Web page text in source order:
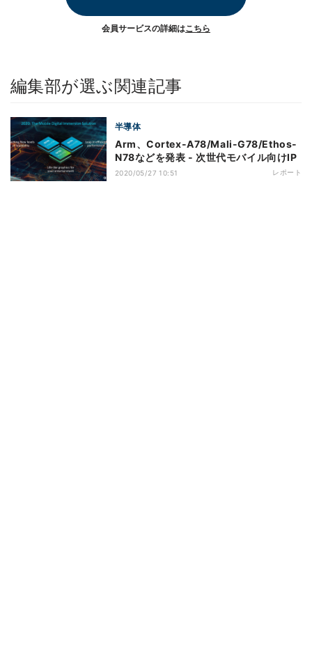
会員サービスの詳細はこちら
編集部が選ぶ関連記事
半導体
Arm、Cortex-A78/Mali-G78/Ethos-
N78などを発表 - 次世代モバイル向けIP
2020/05/27 10:51 レポート